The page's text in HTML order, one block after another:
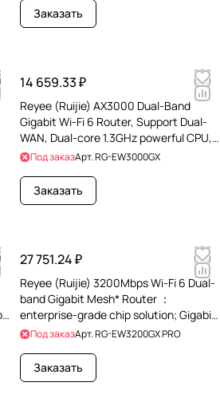
Заказать
14 659.33 ₽
Reyee (Ruijie) AX3000 Dual-Band
Gigabit Wi-Fi 6 Router, Support Dual-
WAN, Dual-core 1.3GHz powerful CPU,
Recommend up to
Под заказАрт.RG-EW3000GX
Заказать
27 751.24 ₽
Reyee (Ruijie) 3200Mbps Wi-Fi 6 Dual-
band Gigabit Mesh* Router ：
enterprise-grade chip solution; Gigabit
broadband acce
Под заказАрт.RG-EW3200GX PRO
Заказать